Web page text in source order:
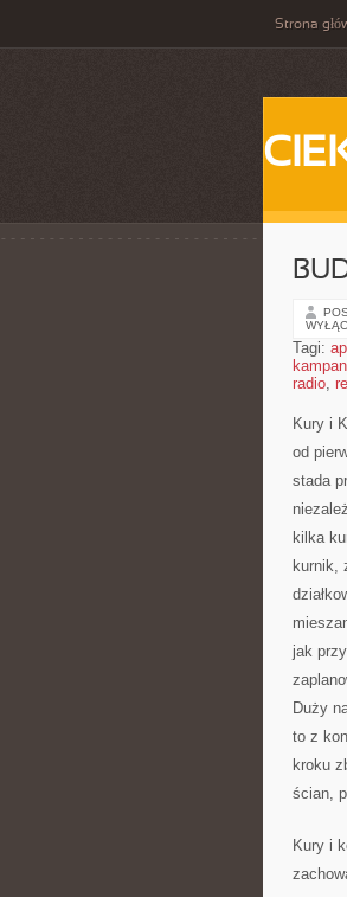
Strona
Tagi:
radio,
Kury i
od
stada
kilka
kurnik,
jak
Duży
to z
kroku
ścian,
Kury i